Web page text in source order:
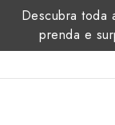
Descubra toda
prenda e